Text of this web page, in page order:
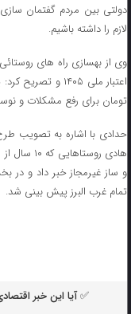
دولتی بین مردم گفتمان
لازم را داشته باشیم.
وی از بهسازی راه های روستائی
تومان برای رفع مشکلات و
حدادی با اشاره به تصویب
هادی
و ساز غیرمجاز خبر داد و در
تمام غرب البرز پیش بینی شد.
✅ آیا این خبر